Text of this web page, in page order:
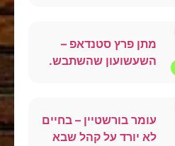
מתן פרץ סטנדאפ –
השעשועון שהשתבש.
עומר בורשטיין – בחיים
לא יורד על קהל שבא